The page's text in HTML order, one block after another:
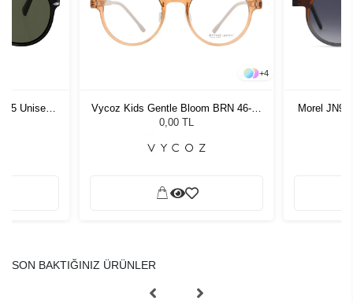
55 Unisex
+4
Vycoz Kids Gentle Bloom BRN 46-19
135
0,00 TL
Morel
SON BAKTIĞINIZ ÜRÜNLER